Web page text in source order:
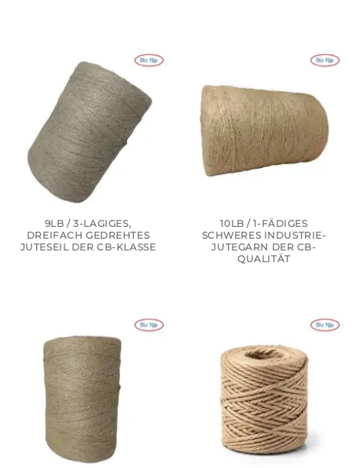
9LB / 3-LAGIGES,
DREIFACH GEDREHTES
JUTESEIL DER CB-KLASSE
10LB / 1-FÄDIGES
SCHWERES INDUSTRIE-
JUTEGARN DER CB-
QUALITÄT